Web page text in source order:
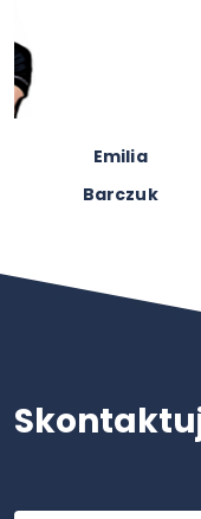
Emilia
Barczuk